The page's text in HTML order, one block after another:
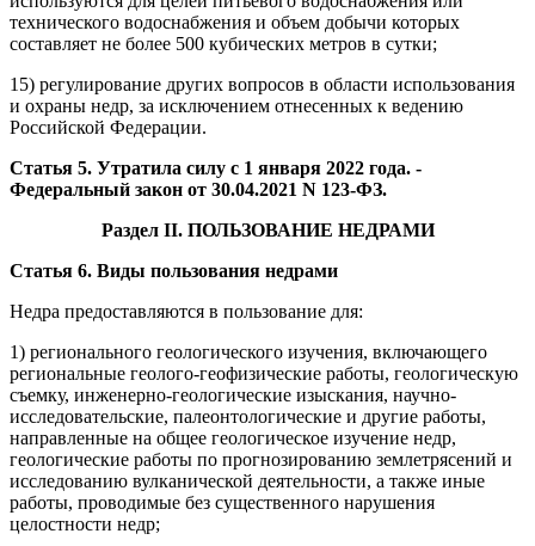
технического водоснабжения и объем добычи которых
составляет не более 500 кубических метров в сутки;
15) регулирование других вопросов в области использования
и охраны недр, за исключением отнесенных к ведению
Российской Федерации.
Статья 5. Утратила силу с 1 января 2022 года. -
Федеральный закон от 30.04.2021 N 123-ФЗ.
Раздел II. ПОЛЬЗОВАНИЕ НЕДРАМИ
Статья 6. Виды пользования недрами
Недра предоставляются в пользование для:
1) регионального геологического изучения, включающего
региональные геолого-геофизические работы, геологическую
съемку, инженерно-геологические изыскания, научно-
исследовательские, палеонтологические и другие работы,
направленные на общее геологическое изучение недр,
геологические работы по прогнозированию землетрясений и
исследованию вулканической деятельности, а также иные
работы, проводимые без существенного нарушения
целостности недр;